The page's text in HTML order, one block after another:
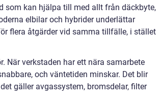
som kan hjälpa till med allt från däckbyte,
elbilar och hybrider underlättar
flera åtgärder vid samma tillfälle, i stället
När verkstaden har ett nära samarbete
och väntetiden minskar. Det blir
gäller avgassystem, bromsdelar, filter